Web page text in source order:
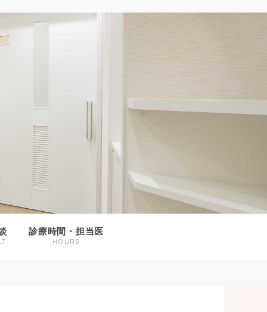
診療時間・担当医
HOURS